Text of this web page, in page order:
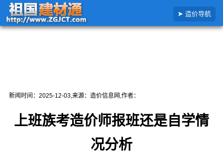
价
造价导航
官网首页 政策资讯 主要内容
新闻时间： 2025-12-03,来源：造价信息网,作者：
上班族考造价师报班还是自学情
况分析